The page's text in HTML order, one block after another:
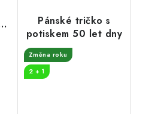
Pánské tričko s
potiskem 50 let dny
Změna roku
2 + 1